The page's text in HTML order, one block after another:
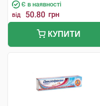
Є в наявності
від 50.80 грн
КУПИТИ